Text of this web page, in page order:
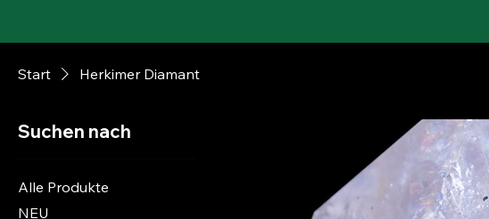
Start Herkimer Diamant
Suchen nach
Alle Produkte
NEU